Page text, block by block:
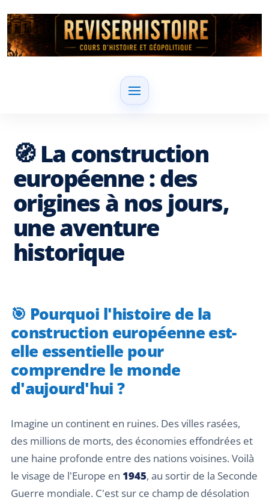
🧭 La construction
européenne : des
origines à nos jours,
une aventure
historique
🎯 Pourquoi l'histoire de la
construction européenne est-
elle essentielle pour
comprendre le monde
d'aujourd'hui ?
Imagine un continent en ruines. Des villes rasées,
des millions de morts, des économies effondrées et
une haine profonde entre des nations voisines. Voilà
le visage de l'Europe en 1945, au sortir de la Seconde
Guerre mondiale. C'est sur ce champ de désolation